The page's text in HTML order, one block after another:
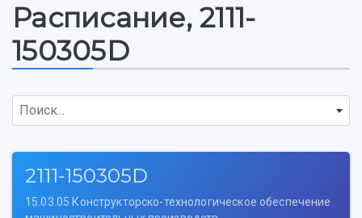
Расписание, 2111-
150305D
Поиск...
2111-150305D
15.03.05 Конструкторско-технологическое обеспечение